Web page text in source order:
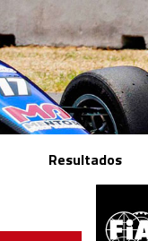
Resultados